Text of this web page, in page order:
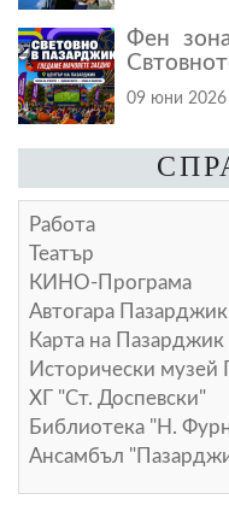
Фен
09 юни 2026
Работа
Театър
КИНО-Програма
Автогара
Карта на Пазарджик
Исторически музей
ХГ "Ст. Доспевски"
Библиотека "Н.
Ансамбъл